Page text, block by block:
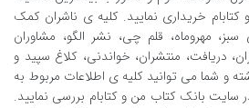
خریداری نمایید. کلیه ی ناشران کمک
مهروماه، قلم چی، نشر الگو، مشاوران
دریافت، منتشران، خواندنی، کلاغ سپید و
و شما می توانید کلیه ی اطلاعات مربوط به
بانک کتاب من و کتابام بررسی نمایید.